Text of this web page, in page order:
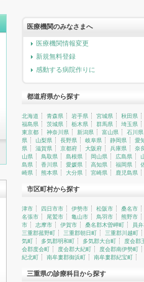
医療機関のみなさまへ
医療機関情報変更
新規無料登録
感動する病院作りに
都道府県から探す
北海道 青森県 岩手県 宮城県 秋田県
福島県
茨城県 栃木県 群馬県 埼玉県
東京都
神奈川県 新潟県 富山県 石川県
県
山梨県 長野県 岐阜県 静岡県 愛
県
滋賀県 京都府 大阪府 兵庫県 奈
山県
鳥取県 島根県 岡山県 広島県
島県
香川県 愛媛県 高知県 福岡県
崎県
熊本県 大分県 宮崎県 鹿児島県
市区町村から探す
津市 四日市市 伊勢市 松阪市 桑名市
名張市
尾鷲市 亀山市 鳥羽市 熊野市
市
志摩市 伊賀市 桑名郡木曽岬町
員
三重郡菰野町
三重郡朝日町 三重郡川越町
気町
多気郡明和町 多気郡大台町 度会郡
会郡度会町
度会郡大紀町 度会郡南伊勢町
紀北町
南牟婁郡御浜町 南牟婁郡紀宝町
三重県の診療科目から探す